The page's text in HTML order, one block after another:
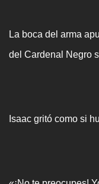
La boca del arma
del Cardenal Negro
Isaac gritó como si